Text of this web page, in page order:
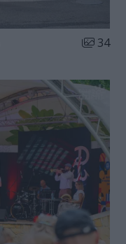
Liczba
34